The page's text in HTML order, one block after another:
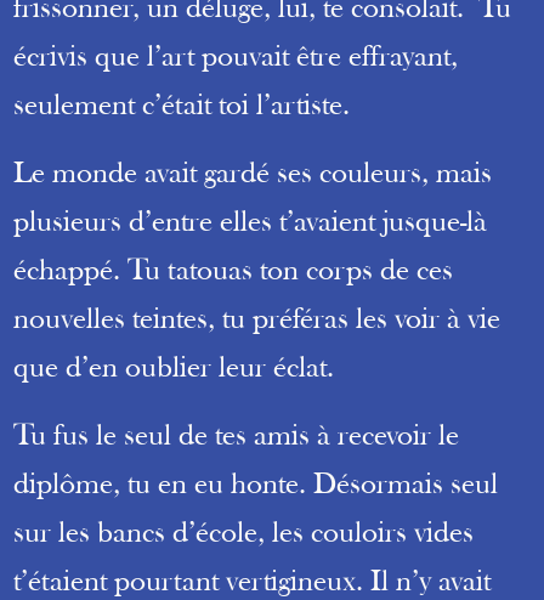
frissonner, un déluge, lui, te consolait. Tu
écrivis que l’art pouvait être effrayant,
seulement c’était toi l’artiste.
Le monde avait gardé ses couleurs, mais
plusieurs d’entre elles t’avaient jusque-là
échappé. Tu tatouas ton corps de ces
nouvelles teintes, tu préféras les voir à vie
que d’en oublier leur éclat.
Tu fus le seul de tes amis à recevoir le
diplôme, tu en eu honte. Désormais seul
sur les bancs d’école, les couloirs vides
t’étaient pourtant vertigineux. Il n’y avait